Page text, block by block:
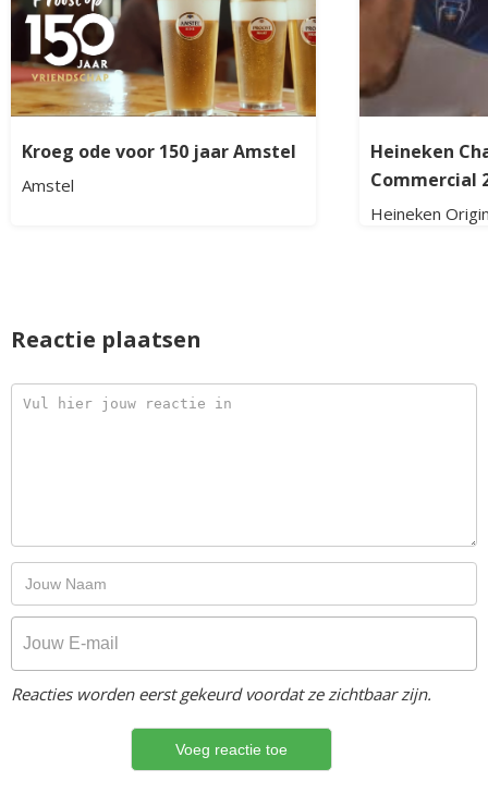
Kroeg ode voor 150 jaar Amstel
Amstel
Heineken
Commercial
Heineken
Reactie plaatsen
Reacties worden eerst gekeurd voordat ze zichtbaar zijn.